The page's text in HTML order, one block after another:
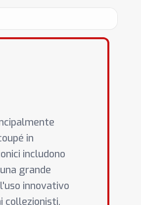
in
includono
grande
innovativo
collezionisti.